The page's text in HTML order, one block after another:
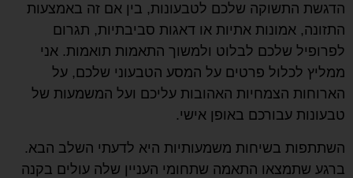
הדגשת התשוקה שלכם לטבעונות, בין אם זה באמצעות
התזונה, אמונות אתיות או דאגות סביבתיות, תגרום
לפרופיל שלכם לבלוט ולמשוך התאמות תואמות. אני
ממליץ לכלול פרטים על המסע הטבעוני שלכם, על
הארוחות הצמחיות האהובות עליכם ועל המשמעות של
טבעונות עבורכם באופן אישי.
השתתפות בשיחות משמעותיות היא לדעתי השלב הבא.
ברגע שתמצאו התאמה שתחומי העניין שלה עולים בקנה